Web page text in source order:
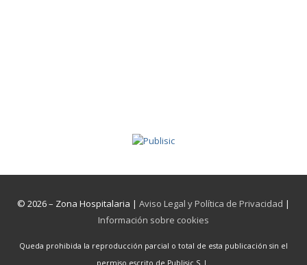
© 2026 – Zona Hospitalaria | Aviso Legal y Política de Privacidad |
Información sobre cookies
Queda prohibida la reproducción parcial o total de esta publicación sin el
permiso escrito de Publisic S. L.